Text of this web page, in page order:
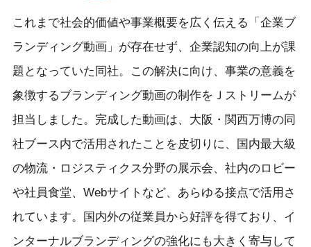
これまで社会的価値や事業概要を広く伝える「企業ブ
ランディング動画」が存在せず、企業認知の向上が課
題となっていた同社。この解決に向け、事業の意義を
象徴するブランディング動画の制作をＪストリームが
担当しました。完成した動画は、大阪・関西万博の同
社ブース内で活用されたことを皮切りに、国内最大級
の物流・ロジスティクス分野の展示会、社内のロビー
や社員食堂、Webサイトなど、あらゆる接点で活用さ
れています。国内外の従業員から好評を得ており、イ
ンターナルブランディングの強化にも大きく寄与して